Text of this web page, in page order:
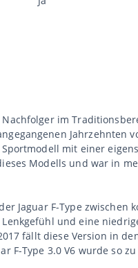
Nachfolger im
mit einer
Modells und war in
Jaguar F-Type
und eine
fällt diese Version in
F-Type 3.0 V6 wurde so